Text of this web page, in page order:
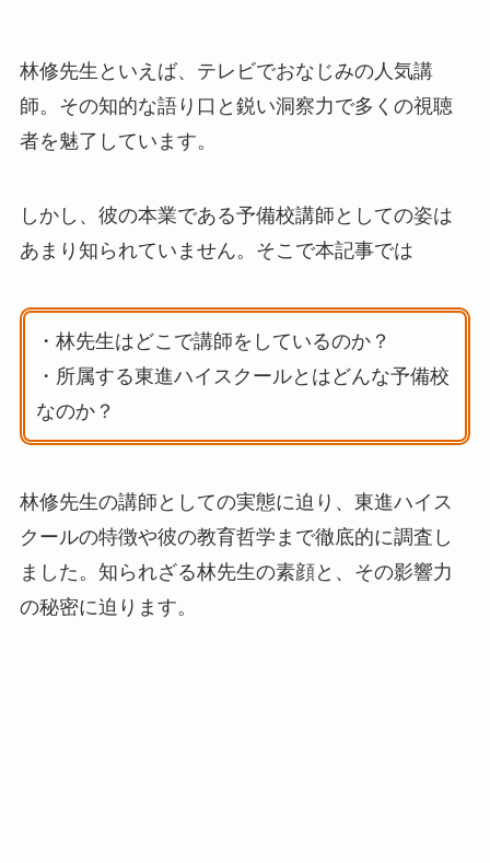
林修先生といえば、テレビでおなじみの人気講
師。その知的な語り口と鋭い洞察力で多くの視聴
者を魅了しています。
しかし、彼の本業である予備校講師としての姿は
あまり知られていません。そこで本記事では
・林先生はどこで講師をしているのか？
・所属する東進ハイスクールとはどんな予備校
なのか？
林修先生の講師としての実態に迫り、東進ハイス
クールの特徴や彼の教育哲学まで徹底的に調査し
ました。知られざる林先生の素顔と、その影響力
の秘密に迫ります。